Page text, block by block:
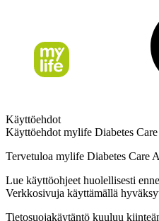
Käyttöehdot
Käyttöehdot mylife Diabetes
Tervetuloa mylife Diabetes Care
Lue käyttöohjeet huolellisesti
Verkkosivuja käyttämällä
Tietosuojakäytäntö kuuluu